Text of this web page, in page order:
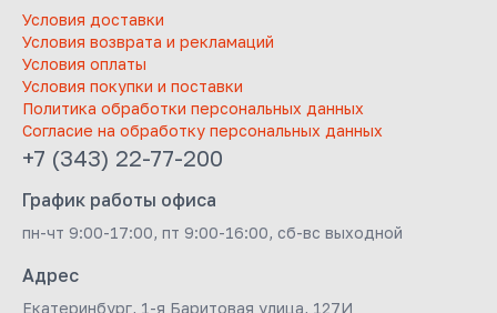
Условия доставки
Условия возврата и рекламаций
Условия оплаты
Условия покупки и поставки
Политика обработки персональных данных
Согласие на обработку персональных данных
+7 (343) 22-77-200
График работы офиса
пн-чт 9:00-17:00, пт 9:00-16:00, сб-вс выходной
Адрес
Екатеринбург, 1-я Баритовая улица, 127И